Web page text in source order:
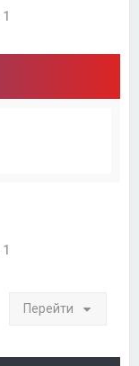
1
1
Перейти